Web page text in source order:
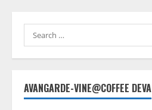
Search
for:
AVANGARDE-VINE@COFFEE DEVA